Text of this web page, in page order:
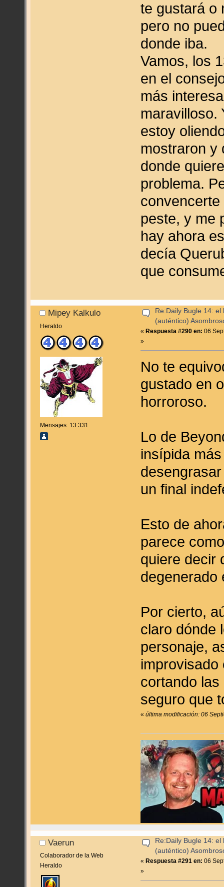
te gustará o
pero no
donde iba.
Vamos, los
en el
más
maravilloso.
estoy
mostraron y
donde
problema.
peste, y me
hay ahora
decía
que
Mipey Kalkulo
Heraldo
Mensajes: 13.331
Re:Daily Bugle 14:
(auténtico)
«Respuesta #290 en: 06
»
No te
gustado en
horroroso.
Lo de
insípida
un final
Esto de
parece
quiere decir
degenerado
Por cierto,
claro dónde
personaje,
improvisado
cortando
seguro que
«última modificación: 06
Vaerun
Colaborador de la Web
Heraldo
Re:Daily Bugle 14: el
(auténtico)
«Respuesta #291 en: 06
»